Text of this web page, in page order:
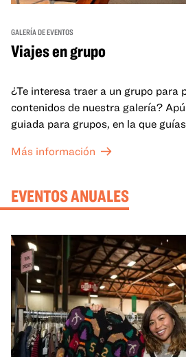
GALERÍA DE EVENTOS
Viajes en grupo
¿Te interesa traer a un grupo para
contenidos de nuestra galería?
guiada para grupos, en la que
mejor lo que se expone en las
Más información
EVENTOS ANUALES